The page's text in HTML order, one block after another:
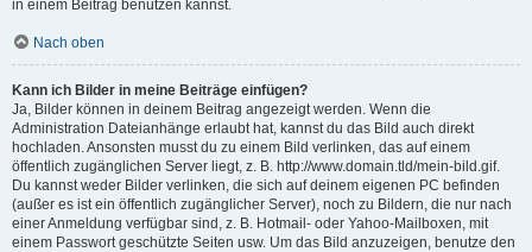
in einem Beitrag benutzen kannst.
Nach oben
Kann ich Bilder in meine Beiträge einfügen?
Ja, Bilder können in deinem Beitrag angezeigt werden. Wenn die
Administration Dateianhänge erlaubt hat, kannst du das Bild auch direkt
hochladen. Ansonsten musst du zu einem Bild verlinken, das auf einem
öffentlich zugänglichen Server liegt, z. B. http://www.domain.tld/mein-bild.gif.
Du kannst weder Bilder verlinken, die sich auf deinem eigenen PC befinden
(außer es ist ein öffentlich zugänglicher Server), noch zu Bildern, die nur nach
einer Anmeldung verfügbar sind, z. B. Hotmail- oder Yahoo-Mailboxen, mit
einem Passwort geschützte Seiten usw. Um das Bild anzuzeigen, benutze den